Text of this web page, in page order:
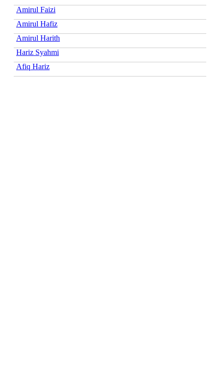
Amirul Faizi
Amirul Hafiz
Amirul Harith
Hariz Syahmi
Afiq Hariz